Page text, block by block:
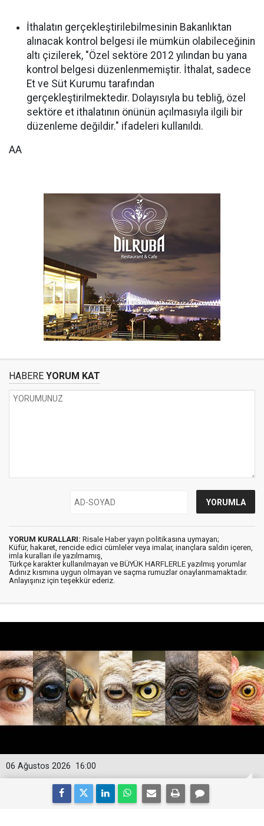
İthalatın gerçekleştirilebilmesinin Bakanlıktan
alınacak kontrol belgesi ile mümkün olabileceğinin
altı çizilerek, "Özel sektöre 2012 yılından bu yana
kontrol belgesi düzenlenmemiştir. İthalat, sadece
Et ve Süt Kurumu tarafından
gerçekleştirilmektedir. Dolayısıyla bu tebliğ, özel
sektöre et ithalatının önünün açılmasıyla ilgili bir
düzenleme değildir." ifadeleri kullanıldı.
AA
HABERE YORUM KAT
YORUM KURALLARI: Risale Haber yayın politikasına uymayan;
Küfür, hakaret, rencide edici cümleler veya imalar, inançlara saldırı içeren,
imla kuralları ile yazılmamış,
Türkçe karakter kullanılmayan ve BÜYÜK HARFLERLE yazılmış yorumlar
Adınız kısmına uygun olmayan ve saçma rumuzlar onaylanmamaktadır.
Anlayışınız için teşekkür ederiz.
16:00
06 Ağustos 2026